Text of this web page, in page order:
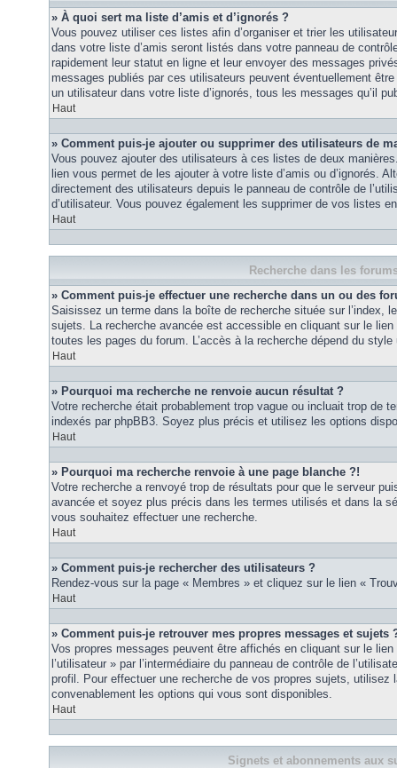
» À quoi sert ma liste d’amis et d’ignorés ?
Vous pouvez utiliser ces listes afin d’organiser et trier les
dans votre liste d’amis seront listés dans votre panneau de
rapidement leur statut en ligne et leur envoyer des messages
messages publiés par ces utilisateurs peuvent éventuellement
un utilisateur dans votre liste d’ignorés, tous les messages qu’il
Haut
» Comment puis-je ajouter ou supprimer des utilisateurs de
Vous pouvez ajouter des utilisateurs à ces listes de deux
lien vous permet de les ajouter à votre liste d’amis ou d’ignorés.
directement des utilisateurs depuis le panneau de contrôle de
d’utilisateur. Vous pouvez également les supprimer de vos listes
Haut
Recherche dans les
» Comment puis-je effectuer une recherche dans un ou des
Saisissez un terme dans la boîte de recherche située sur l’index,
sujets. La recherche avancée est accessible en cliquant sur le
toutes les pages du forum. L’accès à la recherche dépend du style
Haut
» Pourquoi ma recherche ne renvoie aucun résultat ?
Votre recherche était probablement trop vague ou incluait trop de
indexés par phpBB3. Soyez plus précis et utilisez les options
Haut
» Pourquoi ma recherche renvoie à une page blanche ?!
Votre recherche a renvoyé trop de résultats pour que le serveur
avancée et soyez plus précis dans les termes utilisés et dans la
vous souhaitez effectuer une recherche.
Haut
» Comment puis-je rechercher des utilisateurs ?
Rendez-vous sur la page « Membres » et cliquez sur le lien «
Haut
» Comment puis-je retrouver mes propres messages et sujets
Vos propres messages peuvent être affichés en cliquant sur le
l’utilisateur » par l’intermédiaire du panneau de contrôle de
profil. Pour effectuer une recherche de vos propres sujets, utilisez
convenablement les options qui vous sont disponibles.
Haut
Signets et abonnements aux